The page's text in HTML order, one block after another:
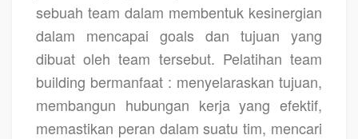
sebuah team dalam membentuk kesinergian
dalam mencapai goals dan tujuan yang
dibuat oleh team tersebut. Pelatihan team
building bermanfaat : menyelaraskan tujuan,
membangun hubungan kerja yang efektif,
memastikan peran dalam suatu tim, mencari